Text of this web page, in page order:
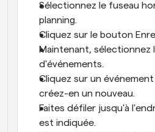
Sélectionnez le fuseau
planning.
Cliquez sur le bouton
Maintenant, sélectionnez
d'événements.
Cliquez sur un
créez-en un nouveau.
Faites défiler jusqu'à
est indiquée.